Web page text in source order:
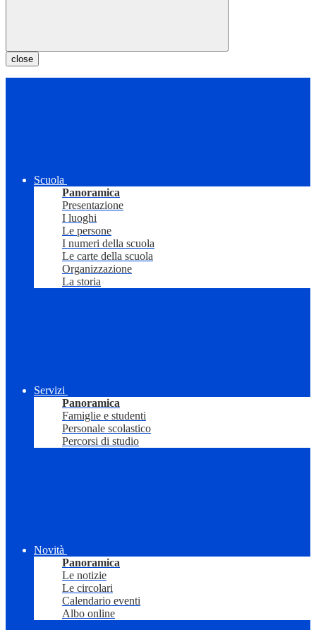
close
Scuola
Panoramica
Presentazione
I luoghi
Le persone
I numeri della scuola
Le carte della scuola
Organizzazione
La storia
Servizi
Panoramica
Famiglie e studenti
Personale scolastico
Percorsi di studio
Novità
Panoramica
Le notizie
Le circolari
Calendario eventi
Albo online